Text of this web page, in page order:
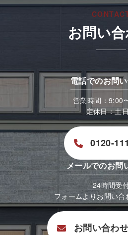
お問い
電話でのお問
営業時間：9:00
定休日：土
0120-
メールでのお問
24時間受
フォームよりお問い
お問い合わ